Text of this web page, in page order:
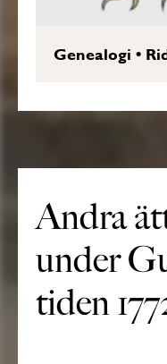
Genealogi •
Andra
under
tiden